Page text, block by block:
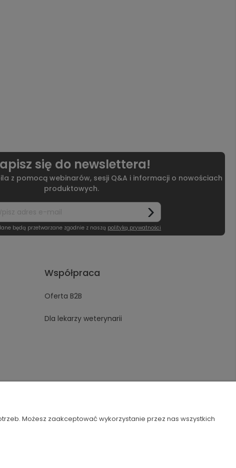
się do newslettera!
z pomocą webinarów, sesji Q&A i informacji o nowościach
produktowych.
będą przetwarzane zgodnie z naszą polityką prywatności
Współpraca
Oferta B2B
Dla lekarzy weterynarii
Możesz zaakceptować wykorzystanie przez nas wszystkich